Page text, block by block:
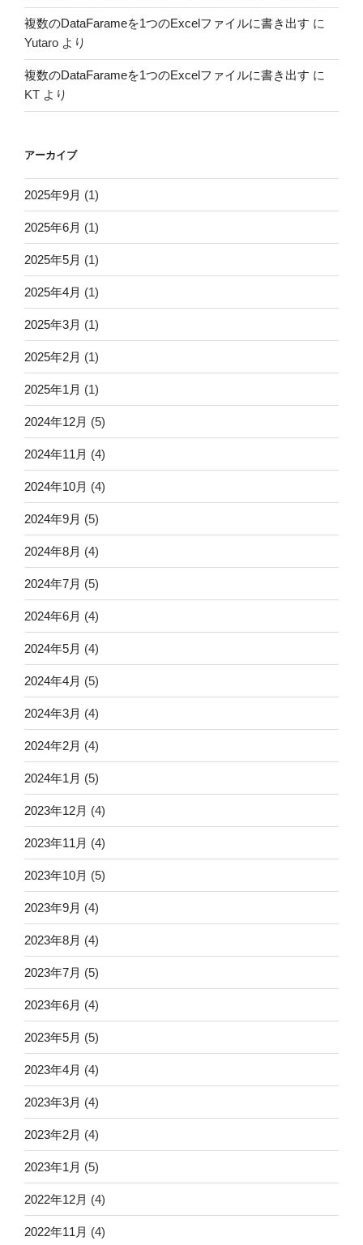
複数のDataFarameを1つのExcelファイルに書き出す に
Yutaro より
複数のDataFarameを1つのExcelファイルに書き出す に
KT より
アーカイブ
2025年9月 (1)
2025年6月 (1)
2025年5月 (1)
2025年4月 (1)
2025年3月 (1)
2025年2月 (1)
2025年1月 (1)
2024年12月 (5)
2024年11月 (4)
2024年10月 (4)
2024年9月 (5)
2024年8月 (4)
2024年7月 (5)
2024年6月 (4)
2024年5月 (4)
2024年4月 (5)
2024年3月 (4)
2024年2月 (4)
2024年1月 (5)
2023年12月 (4)
2023年11月 (4)
2023年10月 (5)
2023年9月 (4)
2023年8月 (4)
2023年7月 (5)
2023年6月 (4)
2023年5月 (5)
2023年4月 (4)
2023年3月 (4)
2023年2月 (4)
2023年1月 (5)
2022年12月 (4)
2022年11月 (4)